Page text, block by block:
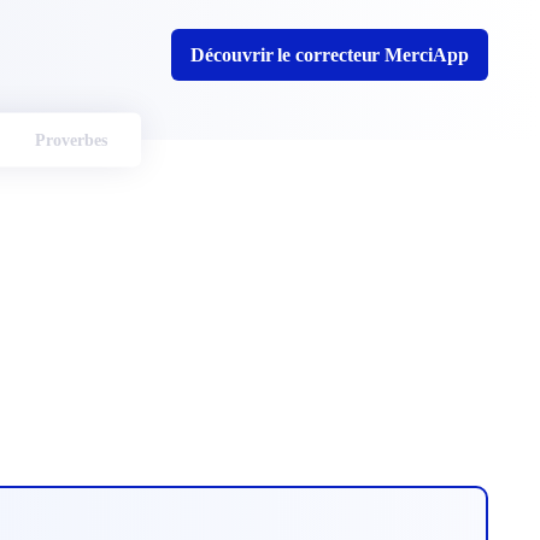
Découvrir le correcteur MerciApp
Proverbes